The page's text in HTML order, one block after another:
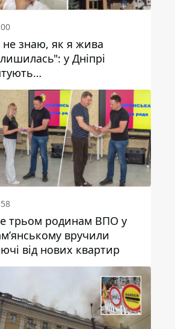
не знаю, як я жива
у Дніпрі
та
чотирьох дітей, яку
КАБ
трьом родинам ВПО у
вручили
від нових квартир